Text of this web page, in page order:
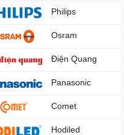
Philips
Osram
Điện Quang
Panasonic
Comet
Hodiled